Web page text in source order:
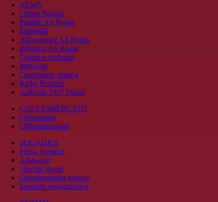
NEWS
Ultime Notizie
Pagelle AS Roma
Editoriali
Allenamenti AS Roma
Infortuni AS Roma
Gossip e curiosità
Interviste
Conferenze stampa
Radio Pensieri
AsRoma 1927 Futsal
CALCIOMERCATO
Ultimissime
Ufficializzazioni
SQUADRA
Prima Squadra
Allenatori
Vecchie glorie
Organigramma tecnico
Struttura organizzativa